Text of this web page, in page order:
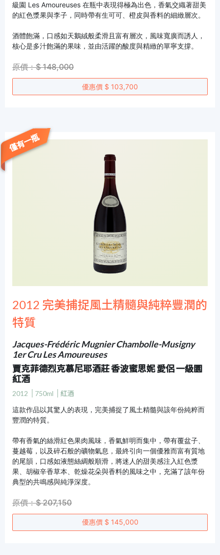
級園 Les Amoureuses 在瓶中表現得極為出色，香氣交織著甜美
的紅色漿果與李子，同時帶有生可可、橙皮與香料的細緻層次。
酒體飽滿，口感如天鵝絨般柔滑且富有層次，風味寬廣而誘人，
核心是多汁飽滿的果味，並由活躍的酸度與精緻的單寧支撐。
原價：$ 148,000
優惠價 $ 103,700
僅有一瓶
2012 完美捕捉風土精髓與純粹豐潤的
特質
Jacques-Frédéric Mugnier Chambolle-Musigny
1er Cru Les Amoureuses
賈克菲德烈克慕尼耶酒莊 香波蜜思妮 愛侶 一級園
紅酒
2012 750ml
紅酒
這款作品以其驚人的表現，完美捕捉了風土精髓與該年份純粹而
豐潤的特質。
帶有香氣的絲滑紅色果肉風味，香氣鮮明而集中，帶有覆盆子、
蔓越莓，以及碎石般的礦物氣息，最終引向一個優雅而富有質地
的尾韻，口感如液態絲綢般順滑，將迷人的甜美感注入紅色漿
果、胡椒辛香草本、乾燥花朵與香料的風味之中，充滿了該年份
典型的共鳴感與純淨深度。
原價：$ 207,150
優惠價 $ 145,000